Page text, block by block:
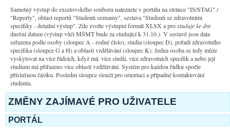
Samotný výstup do excelovského souboru naleznete v portálu na stránce "IS/STAG" /
"Reporty", oblast reportů "Studenti seznamy", sestava "Studenti se zdravotními
specifiky - detailní výstup". Zde zvolte výstupní formát XLSX a prostuduje ke dni
dnešní datum (výstup vůči MŠMT bude za studující k 31.10.). V sestavě jsou data
seřazena podle osoby (sloupec A - rodné číslo), studia (sloupec D), pořadí zdravotního
specifika (sloupce G a H) a oblasti vzdělávání (sloupec K). Jedna osoba se tedy může
vyskytovat na více řádcích, když má: více studií, více zdravotních specifik a nebo její
studium má přiřazeno více oblastí vzdělávání. Systém pro každou řádku spočte
příslušnou částku. Poslední sloupce slouží pro orientaci a případné kontaktování
studenta.
ZMĚNY ZAJÍMAVÉ PRO UŽIVATELE
PORTÁL